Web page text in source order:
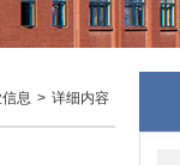
息 > 详细内容